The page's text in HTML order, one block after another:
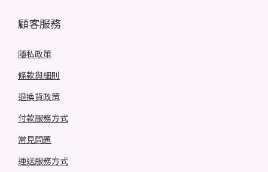
顧客服務
隱私政策
條款與細則
退換貨政策
付款服務方式
常見問題
運送服務方式